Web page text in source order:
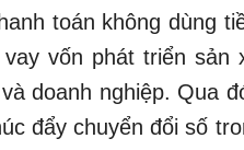
toán không dùng
vốn phát triển sản
doanh nghiệp. Qua
đẩy chuyển đổi số